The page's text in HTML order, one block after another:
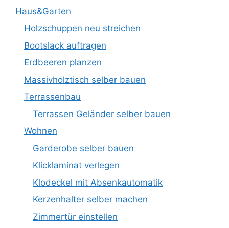
Haus&Garten
Holzschuppen neu streichen
Bootslack auftragen
Erdbeeren planzen
Massivholztisch selber bauen
Terrassenbau
Terrassen Geländer selber bauen
Wohnen
Garderobe selber bauen
Klicklaminat verlegen
Klodeckel mit Absenkautomatik
Kerzenhalter selber machen
Zimmertür einstellen